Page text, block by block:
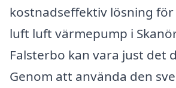
kostnadseffektiv lösning för
luft luft värmepump i
Falsterbo kan vara just det
Genom att använda den